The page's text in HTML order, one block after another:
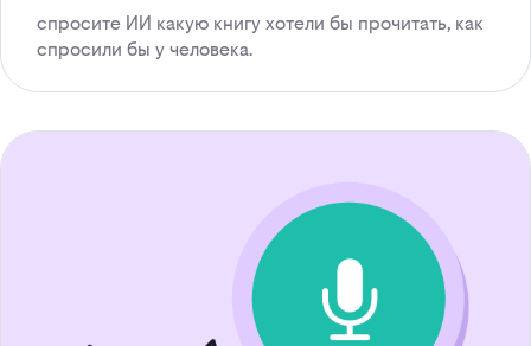
спросите ИИ какую книгу хотели бы прочитать, как
спросили бы у человека.